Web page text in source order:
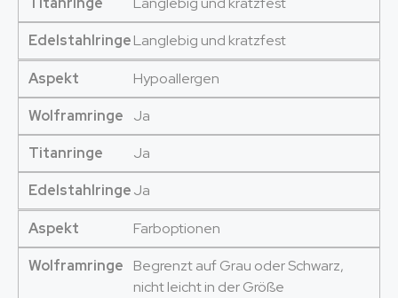
EdelstahlringeLanglebig und kratzfest
Aspekt
Hypoallergen
Wolframringe
Ja
Titanringe
Ja
EdelstahlringeJa
Aspekt
Farboptionen
Wolframringe
Begrenzt auf Grau oder Schwarz,
nicht leicht in der Größe